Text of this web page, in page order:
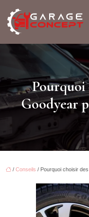
Pourquoi
Goodyear
/ Conseils / Pourquoi choisir